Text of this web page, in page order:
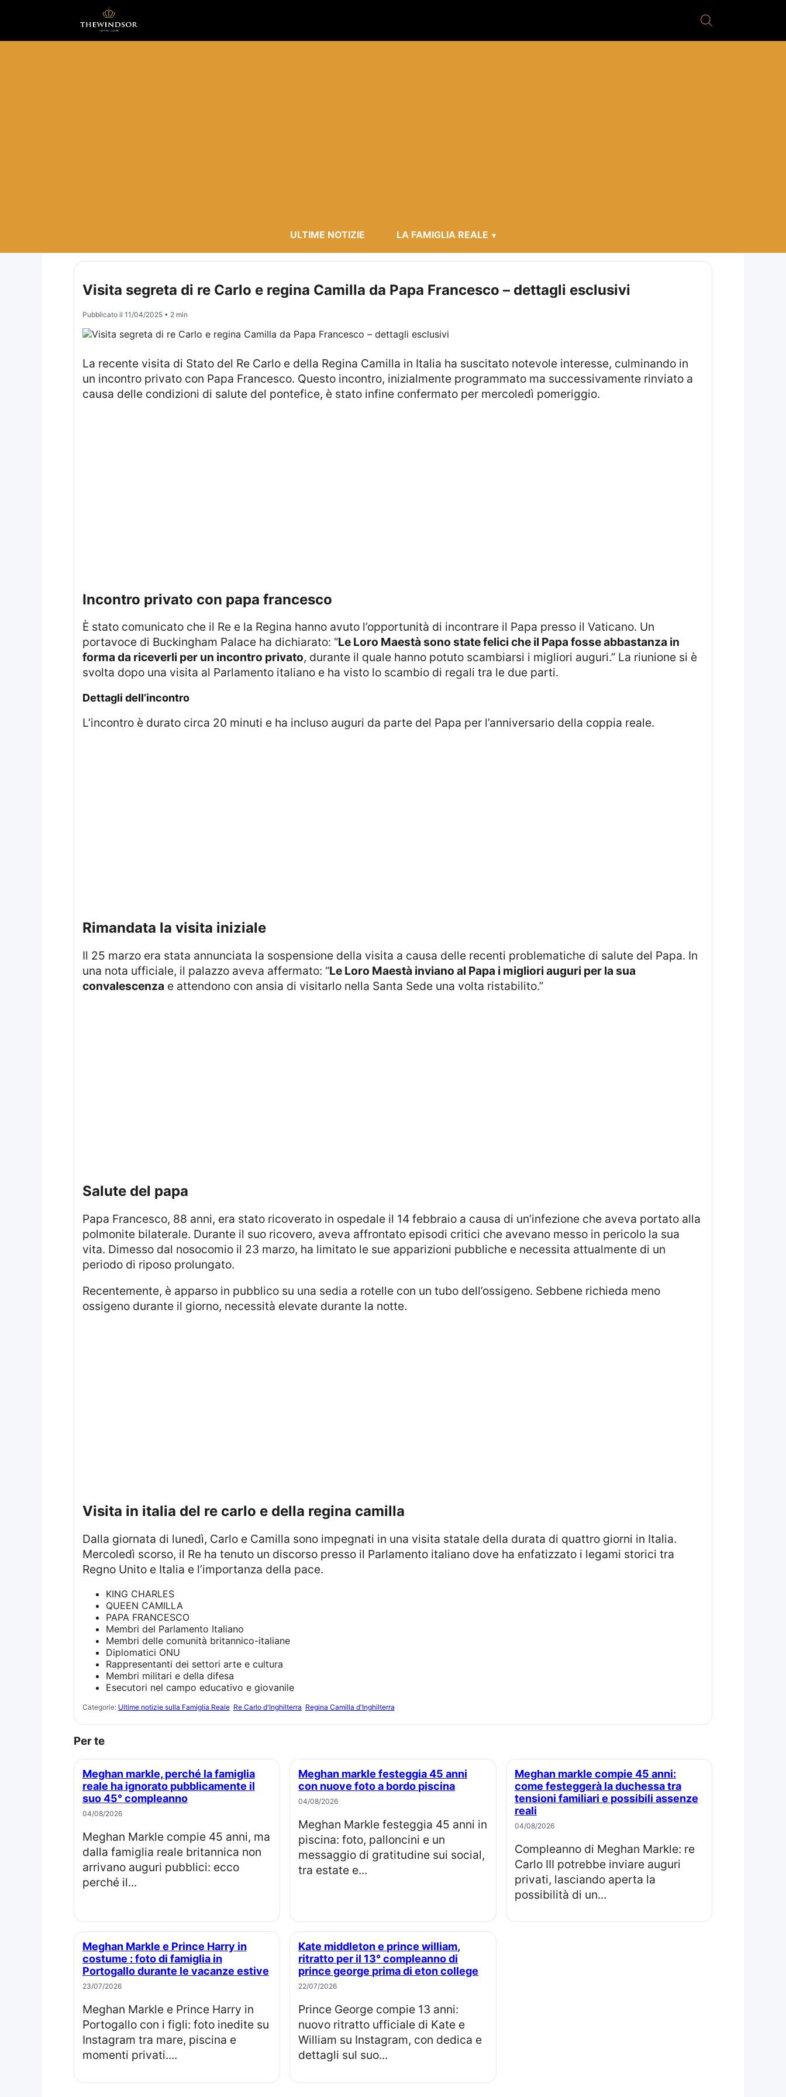
ULTIME NOTIZIE LA FAMIGLIA REALE
Visita segreta di re Carlo e regina Camilla da Papa Francesco – dettagli esclusivi
Pubblicato il 11/04/2025• 2 min
La recente visita di Stato del Re Carlo e della Regina Camilla in Italia ha suscitato notevole interesse, culminando in
un incontro privato con Papa Francesco. Questo incontro, inizialmente programmato ma successivamente rinviato a
causa delle condizioni di salute del pontefice, è stato infine confermato per mercoledì pomeriggio.
incontro privato con papa francesco
È stato comunicato che il Re e la Regina hanno avuto l’opportunità di incontrare il Papa presso il Vaticano. Un
portavoce di Buckingham Palace ha dichiarato: “Le Loro Maestà sono state felici che il Papa fosse abbastanza in
forma da riceverli per un incontro privato, durante il quale hanno potuto scambiarsi i migliori auguri.” La riunione si è
svolta dopo una visita al Parlamento italiano e ha visto lo scambio di regali tra le due parti.
dettagli dell’incontro
L’incontro è durato circa 20 minuti e ha incluso auguri da parte del Papa per l’anniversario della coppia reale.
rimandata la visita iniziale
Il 25 marzo era stata annunciata la sospensione della visita a causa delle recenti problematiche di salute del Papa. In
una nota ufficiale, il palazzo aveva affermato: “Le Loro Maestà inviano al Papa i migliori auguri per la sua
convalescenza e attendono con ansia di visitarlo nella Santa Sede una volta ristabilito.”
salute del papa
Papa Francesco, 88 anni, era stato ricoverato in ospedale il 14 febbraio a causa di un’infezione che aveva portato alla
polmonite bilaterale. Durante il suo ricovero, aveva affrontato episodi critici che avevano messo in pericolo la sua
vita. Dimesso dal nosocomio il 23 marzo, ha limitato le sue apparizioni pubbliche e necessita attualmente di un
periodo di riposo prolungato.
Recentemente, è apparso in pubblico su una sedia a rotelle con un tubo dell’ossigeno. Sebbene richieda meno
ossigeno durante il giorno, necessità elevate durante la notte.
visita in italia del re carlo e della regina camilla
Dalla giornata di lunedì, Carlo e Camilla sono impegnati in una visita statale della durata di quattro giorni in Italia.
Mercoledì scorso, il Re ha tenuto un discorso presso il Parlamento italiano dove ha enfatizzato i legami storici tra
Regno Unito e Italia e l’importanza della pace.
KING CHARLES
QUEEN CAMILLA
PAPA FRANCESCO
Membri del Parlamento Italiano
Membri delle comunità britannico-italiane
Diplomatici ONU
Rappresentanti dei settori arte e cultura
Membri militari e della difesa
Esecutori nel campo educativo e giovanile
Categorie: Ultime notizie sulla Famiglia Reale Re Carlo d'Inghilterra Regina Camilla d'Inghilterra
Per te
Meghan markle, perché la famiglia
reale ha ignorato pubblicamente il
suo 45° compleanno
04/08/2026
Meghan Markle compie 45 anni, ma
dalla famiglia reale britannica non
arrivano auguri pubblici: ecco
perché il...
Meghan markle festeggia 45 anni
con nuove foto a bordo piscina
04/08/2026
Meghan Markle festeggia 45 anni in
piscina: foto, palloncini e un
messaggio di gratitudine sui social,
tra estate e...
Meghan markle compie 45 anni:
come festeggerà la duchessa tra
tensioni familiari e possibili assenze
reali
04/08/2026
Compleanno di Meghan Markle: re
Carlo III potrebbe inviare auguri
privati, lasciando aperta la
possibilità di un...
Meghan Markle e Prince Harry in
costume : foto di famiglia in
Portogallo durante le vacanze estive
23/07/2026
Meghan Markle e Prince Harry in
Portogallo con i figli: foto inedite su
Instagram tra mare, piscina e
momenti privati....
Kate middleton e prince william,
ritratto per il 13° compleanno di
prince george prima di eton college
22/07/2026
Prince George compie 13 anni:
nuovo ritratto ufficiale di Kate e
William su Instagram, con dedica e
dettagli sul suo...